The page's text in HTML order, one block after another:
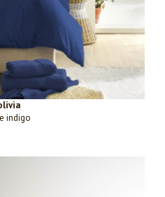
indigo